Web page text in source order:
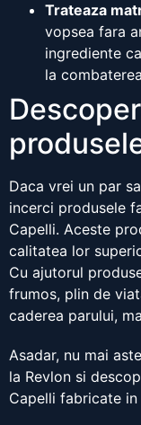
Trateaza
vopsea fara
ingrediente
la
Daca vrei un par
incerci produsele
Capelli. Aceste
calitatea lor
Cu ajutorul
frumos, plin de
caderea parului,
Asadar, nu mai
la Revlon si
Capelli fabricate in